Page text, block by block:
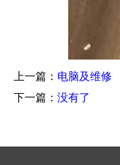
上一篇： 电脑及维修
下一篇： 没有了